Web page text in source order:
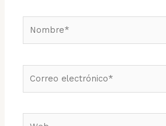
electrónico*